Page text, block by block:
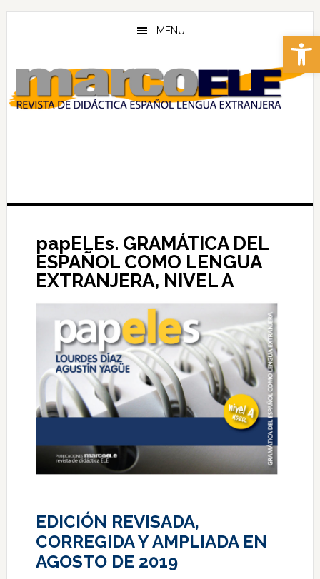
Abrir
Skip
content
Skip
MENU
papELEs. GRAMÁTICA DEL
ESPAÑOL COMO LENGUA
EXTRANJERA, NIVEL A
EDICIÓN REVISADA,
CORREGIDA Y AMPLIADA EN
AGOSTO DE 2019